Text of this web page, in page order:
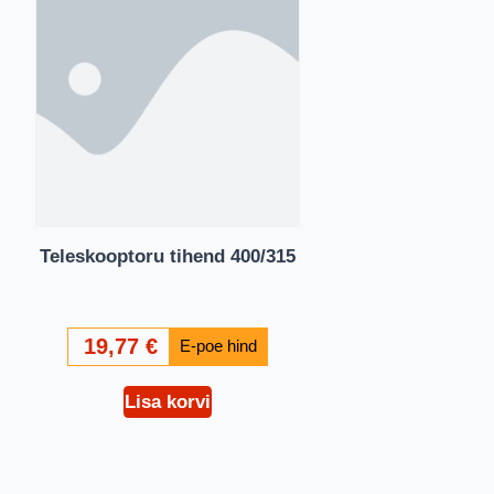
Teleskooptoru tihend 400/315
19,77 €
Lisa korvi